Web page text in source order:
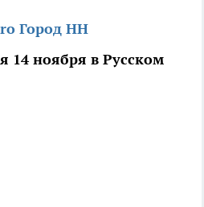
Город НН
14 ноября в Русском